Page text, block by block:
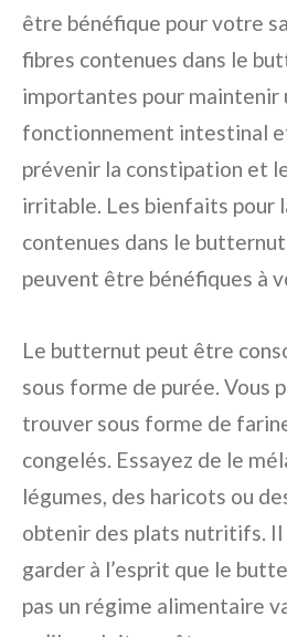
être bénéfique pour votre
fibres contenues dans le
importantes pour maintenir
fonctionnement intestinal
prévenir la constipation et
irritable. Les bienfaits pour
contenues dans le
peuvent être bénéfiques à
Le butternut peut être
sous forme de purée. Vous
trouver sous forme de
congelés. Essayez de le
légumes, des haricots ou
obtenir des plats nutritifs.
garder à l’esprit que le
pas un régime alimentaire